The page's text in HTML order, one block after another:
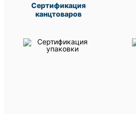
Сертификация
канцтоваров